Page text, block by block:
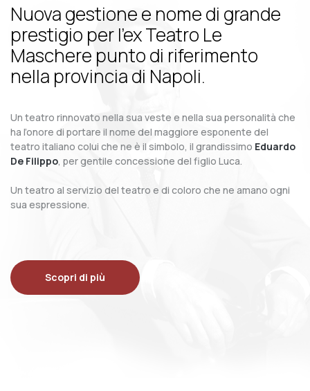
Nuova gestione e nome di grande
prestigio per l’ex Teatro Le
Maschere punto di riferimento
nella provincia di Napoli.
Un teatro rinnovato nella sua veste e nella sua personalità che
ha l’onore di portare il nome del maggiore esponente del
teatro italiano colui che ne è il simbolo, il grandissimo Eduardo
De Filippo, per gentile concessione del figlio Luca.
Un teatro al servizio del teatro e di coloro che ne amano ogni
sua espressione.
Scopri di più